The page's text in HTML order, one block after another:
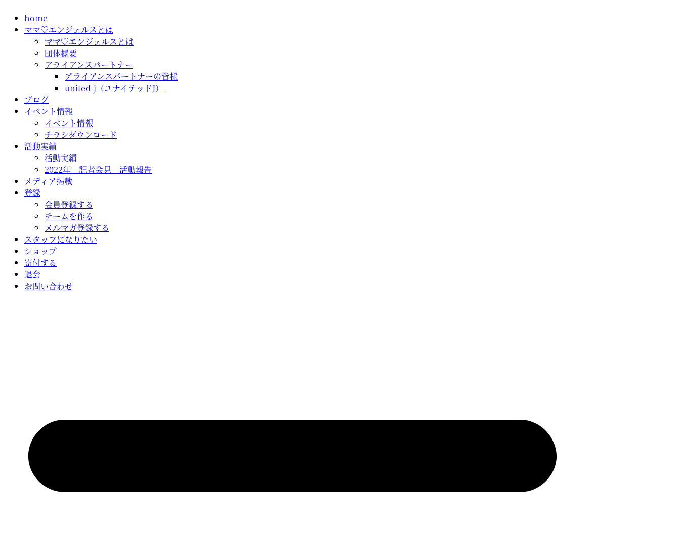
home
ママ♡エンジェルスとは
ママ♡エンジェルスとは
団体概要
アライアンスパートナー
アライアンスパートナーの皆様
united-j（ユナイテッドJ）
ブログ
イベント情報
イベント情報
チラシダウンロード
活動実績
活動実績
2022年 記者会見 活動報告
メディア掲載
登録
会員登録する
チームを作る
メルマガ登録する
スタッフになりたい
ショップ
寄付する
退会
お問い合わせ